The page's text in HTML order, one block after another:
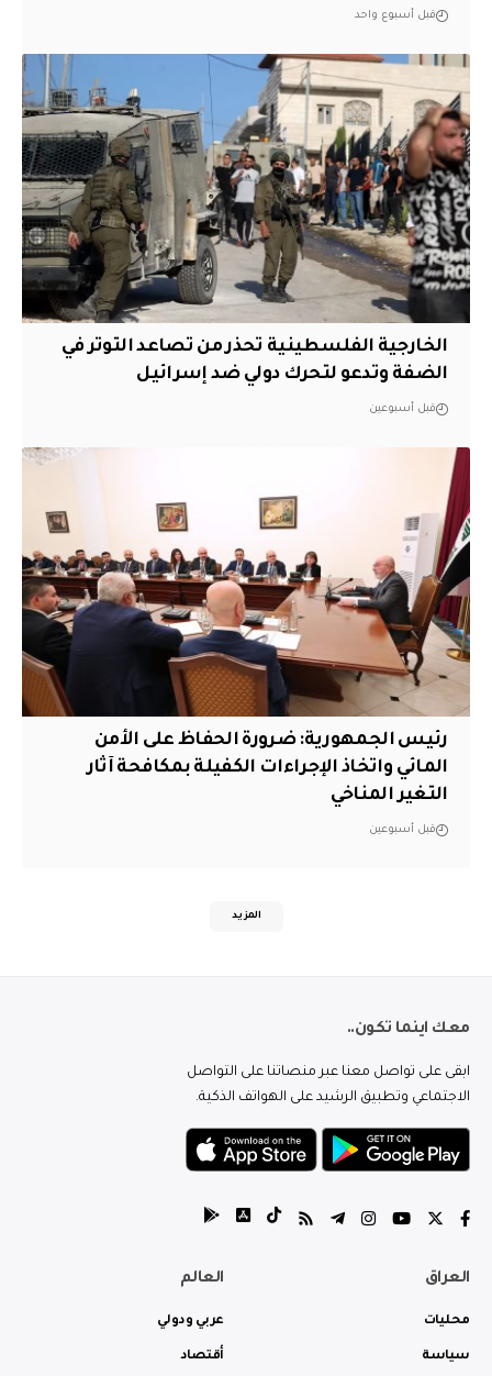
قبل أسبوع واحد
الخارجية الفلسطينية تحذر من تصاعد التوتر في
الضفة وتدعو لتحرك دولي ضد إسرائيل
قبل أسبوعين
رئيس الجمهورية: ضرورة الحفاظ على الأمن
المائي واتخاذ الإجراءات الكفيلة بمكافحة آثار
التغير المناخي
قبل أسبوعين
المزيد
معك اينما تكون..
ابقى على تواصل معنا عبر منصاتنا على التواصل
الاجتماعي وتطبيق الرشيد على الهواتف الذكية.
العراق
محليات
سياسة
العالم
عربي ودولي
أقتصاد